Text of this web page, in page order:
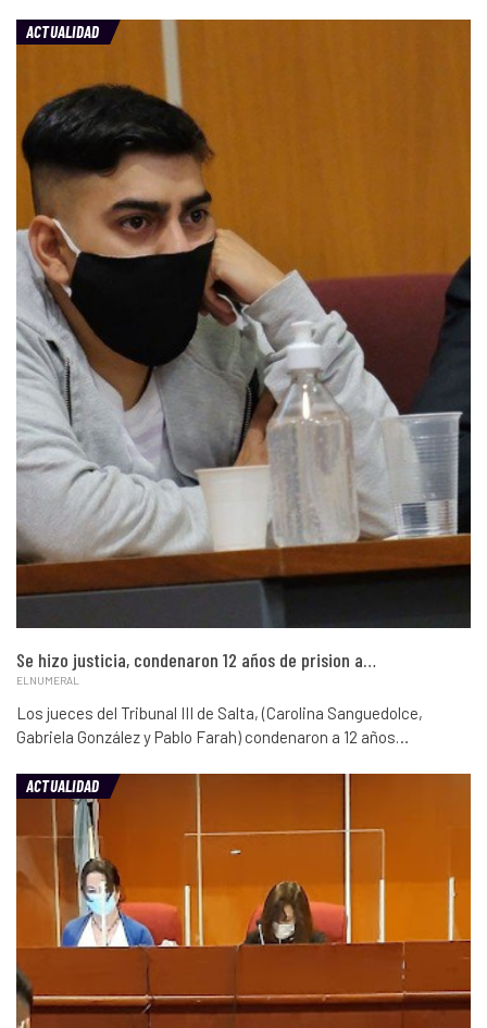
ACTUALIDAD
Se hizo justicia, condenaron 12 años de prision a…
ELNUMERAL
Los jueces del Tribunal III de Salta, (Carolina Sanguedolce,
Gabriela González y Pablo Farah) condenaron a 12 años…
ACTUALIDAD